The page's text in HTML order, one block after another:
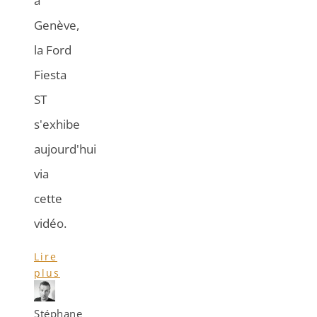
Genève,
la Ford
Fiesta
ST
s'exhibe
aujourd'hui
via
cette
vidéo.
Lire
plus
Stéphane